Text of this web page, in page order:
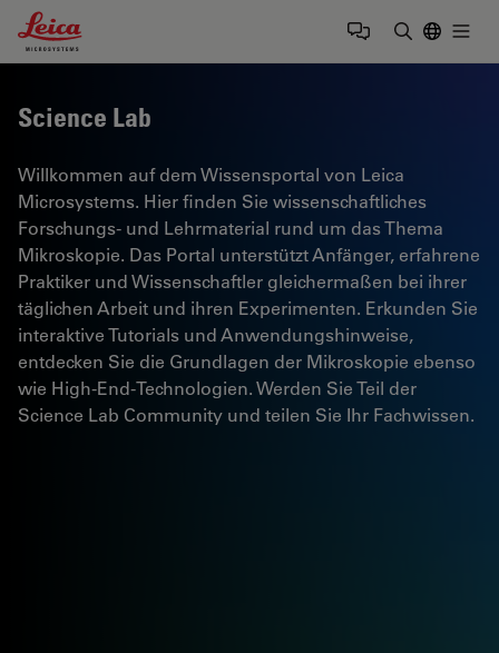
Leica Microsystems Logo
Science Lab
Willkommen auf dem Wissensportal von Leica
Microsystems. Hier finden Sie wissenschaftliches
Forschungs- und Lehrmaterial rund um das Thema
Mikroskopie. Das Portal unterstützt Anfänger, erfahrene
Praktiker und Wissenschaftler gleichermaßen bei ihrer
täglichen Arbeit und ihren Experimenten. Erkunden Sie
interaktive Tutorials und Anwendungshinweise,
entdecken Sie die Grundlagen der Mikroskopie ebenso
wie High-End-Technologien. Werden Sie Teil der
Science Lab Community und teilen Sie Ihr Fachwissen.